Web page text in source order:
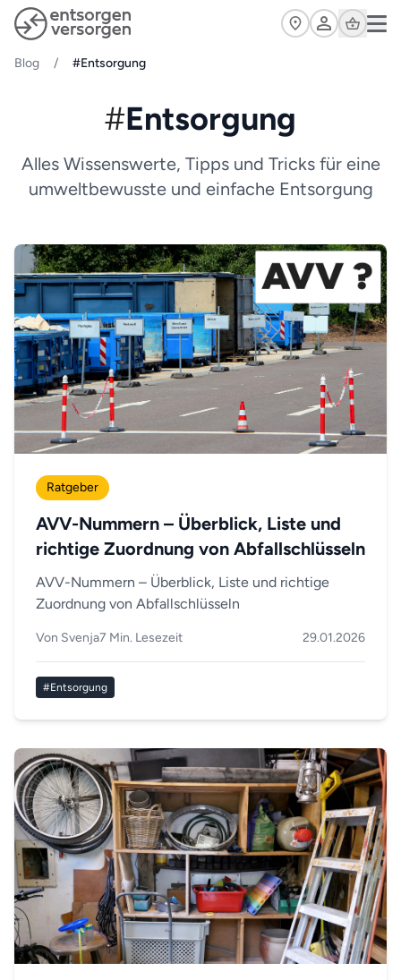
Zum Hauptinhalt springen
Cart
Blog / #Entsorgung
#Entsorgung
Alles Wissenswerte, Tipps und Tricks für eine
umweltbewusste und einfache Entsorgung
Ratgeber
AVV-Nummern – Überblick, Liste und
richtige Zuordnung von Abfallschlüsseln
AVV-Nummern – Überblick, Liste und richtige
Zuordnung von Abfallschlüsseln
Von Svenja7 Min. Lesezeit 29.01.2026
#Entsorgung